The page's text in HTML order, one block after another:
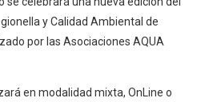
y Calidad Ambiental de
por las Asociaciones AQUA
en modalidad mixta, OnLine o